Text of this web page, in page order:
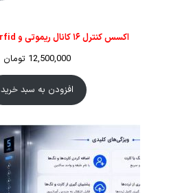
اکسس کنترل ۱۶ کانال ریموتی و rfid مدل SH416R
12,500,000 تومان
افزودن به سبد خرید